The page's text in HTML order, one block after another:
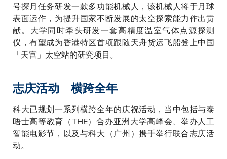
号探月任务研发一款多功能机械人，该机械人将于月球
表面运作，为提升国家不断发展的太空探索能力作出贡
献。大学同时牵头研发一套高精度温室气体点源探测
仪，有望成为香港特区首项跟随天舟货运飞船登上中国
「天宫」太空站的研究项目。
志庆活动 横跨全年
科大已规划一系列横跨全年的庆祝活动，当中包括与泰
晤士高等教育（THE）合办亚洲大学高峰会、举办人工
智能电影节，以及与科大（广州）携手举行联合志庆活
动。